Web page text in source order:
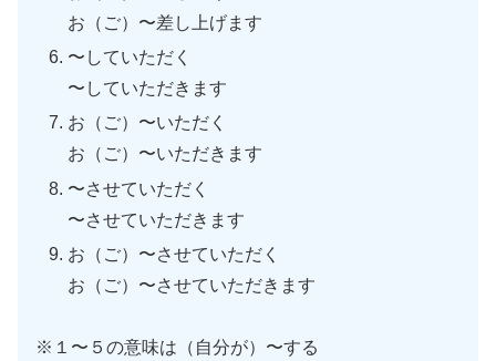
お（ご）〜差し上げます
〜していただく
〜していただきます
お（ご）〜いただく
お（ご）〜いただきます
〜させていただく
〜させていただきます
お（ご）〜させていただく
お（ご）〜させていただきます
※１〜５の意味は（自分が）〜する